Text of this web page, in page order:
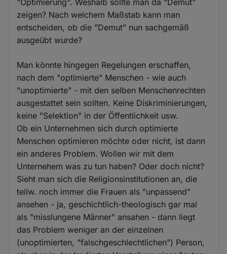
zeigen? Nach welchem Maßstab kann man
entscheiden, ob die "Demut" nun sachgemäß
ausgeübt wurde?
Man könnte hingegen Regelungen erschaffen,
nach dem "optimierte" Menschen - wie auch
"unoptimierte" - mit den selben Menschenrechten
ausgestattet sein sollten. Keine Diskriminierungen,
keine "Selektion" in der Öffentlichkeit usw.
Ob ein Unternehmen sich durch optimierte
Menschen optimieren möchte oder nicht, ist dann
ein anderes Problem. Wollen wir mit dem
Unternehem was zu tun haben? Oder doch nicht?
Sieht man sich die Religionsinstitutionen an, die
teilw. noch immer die Frauen als "unpassend"
ansehen - ja, geschichtlich-theologisch gar mal
als "misslungene Männer" ansahen - dann liegt
das Problem weniger an der einzelnen
(unoptimierten, "falschgeschlechtlichen") Person,